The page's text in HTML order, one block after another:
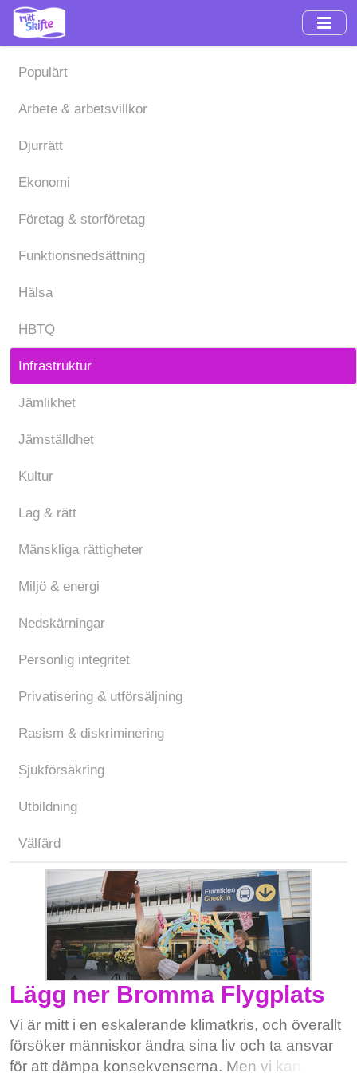
Hoppa
huvudinnehåll
Populärt
Arbete & arbetsvillkor
Djurrätt
Ekonomi
Företag & storföretag
Funktionsnedsättning
Hälsa
HBTQ
Infrastruktur
Jämlikhet
Jämställdhet
Kultur
Lag & rätt
Mänskliga rättigheter
Miljö & energi
Nedskärningar
Personlig integritet
Privatisering & utförsäljning
Rasism & diskriminering
Sjukförsäkring
Utbildning
Välfärd
Lägg ner Bromma Flygplats
Vi är mitt i en eskalerande klimatkris, och överallt
försöker människor ändra sina liv och ta ansvar
för att dämpa konsekvenserna. Men vi kan inte